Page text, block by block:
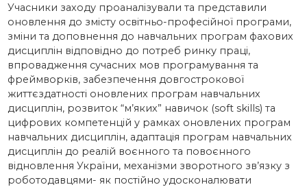
Учасники заходу проаналізували та представили
оновлення до змісту освітньо-професійної програми,
зміни та доповнення до навчальних програм фахових
дисциплін відповідно до потреб ринку праці,
впровадження сучасних мов програмування та
фреймворків, забезпечення довгострокової
життєздатності оновлених програм навчальних
дисциплін, розвиток “м’яких” навичок (soft skills) та
цифрових компетенцій у рамках оновлених програм
навчальних дисциплін, адаптація програм навчальних
дисциплін до реалій воєнного та повоєнного
відновлення України, механізми зворотного зв’язку з
роботодавцями- як постійно удосконалювати